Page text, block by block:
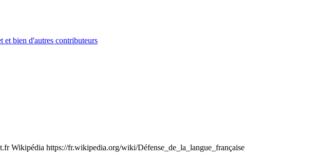
et bien d'autres contributeurs
Wikipédia https://fr.wikipedia.org/wiki/Défense_de_la_langue_française